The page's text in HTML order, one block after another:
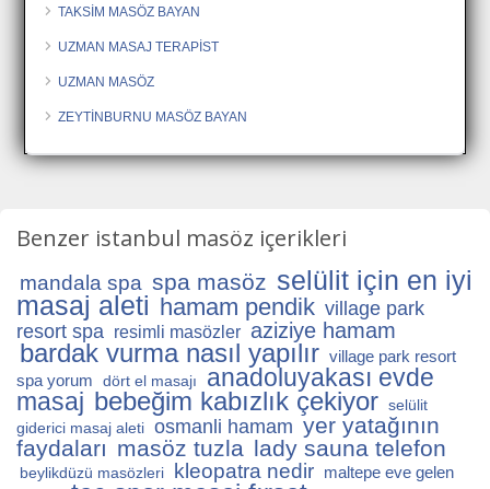
TAKSİM MASÖZ BAYAN
UZMAN MASAJ TERAPİST
UZMAN MASÖZ
ZEYTİNBURNU MASÖZ BAYAN
Benzer istanbul masöz içerikleri
mandala spa spa masöz selülit için en iyi
masaj aleti hamam pendik village park
resort spa
resimli masözler aziziye hamam
bardak vurma nasıl yapılır village park resort
spa yorum
dört el masajı
anadoluyakası evde
masaj bebeğim kabızlık çekiyor selülit
giderici masaj aleti osmanli hamam yer yatağının
faydaları masöz tuzla lady sauna telefon
beylikdüzü masözleri kleopatra nedir maltepe eve gelen